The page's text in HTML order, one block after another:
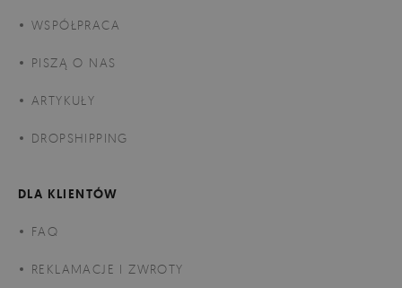
WSPÓŁPRACA
PISZĄ O NAS
ARTYKUŁY
DROPSHIPPING
DLA KLIENTÓW
FAQ
REKLAMACJE I ZWROTY